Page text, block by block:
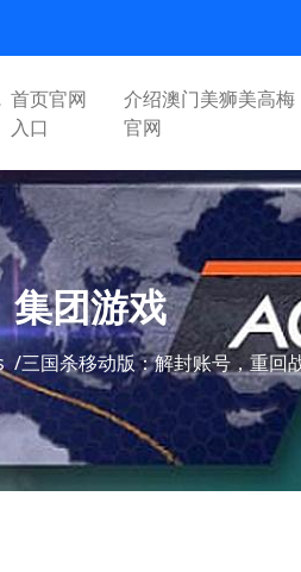
首页官网
入口
介绍澳门美狮美高梅
官网
集团游戏
/三国杀移动版：解封账号，重回